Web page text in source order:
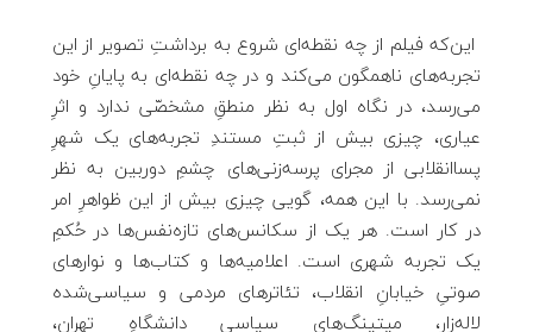
این‌که فیلم از چه نقطه‌ای شروع به برداشتِ تصویر از این
تجربه‌های ناهمگون می‌کند و در چه نقطه‌ای به پایانِ خود
می‌رسد، در نگاه اول به نظر منطقِ مشخصّی ندارد و اثرِ
عیاری، چیزی بیش از ثبتِ مستندِ تجربه‌های یک شهرِ
پساانقلابی از مجرای پرسه‌زنی‌های چشمِ دوربین به نظر
نمی‌رسد. با این همه، گویی چیزی بیش از این ظواهرِ امر
در کار است. هر یک از سکانس‌های تازه‌نفس‌ها در حُکمِ
یک تجربه شهری است. اعلامیه‌ها و کتاب‌ها و نوارهای
صوتیِ خیابانِ انقلاب، تئاترهای مردمی و سیاسی‌شده
لاله‌زار، میتینگ‌های سیاسیِ دانشگاهِ تهران،